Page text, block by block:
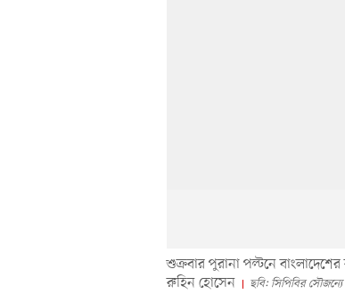
শুক্রবার পুরানা পল্টনে
রুহিন হোসেন
ছবি: সিপিবির সৌজন্যে